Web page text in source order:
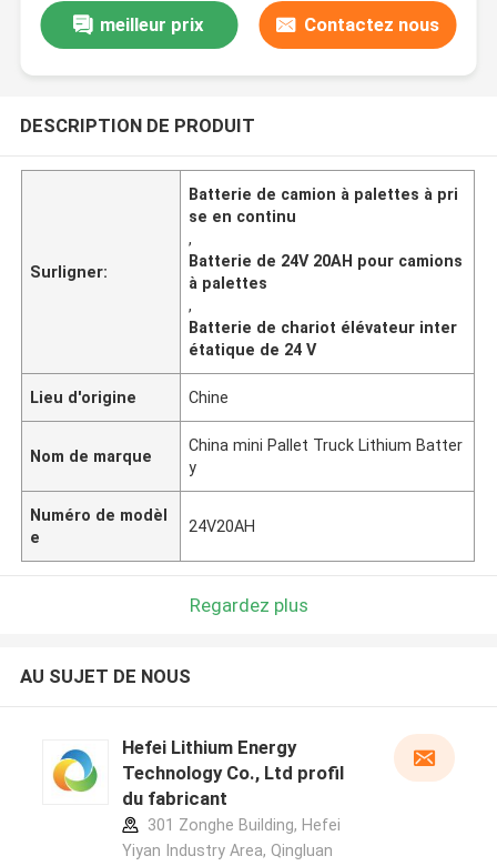
meilleur prix Contactez nous
DESCRIPTION DE PRODUIT
Surligner:
Batterie de camion à palettes à pri
se en continu
,
Batterie de 24V 20AH pour camions
à palettes
,
Batterie de chariot élévateur inter
étatique de 24 V
Lieu d'origine Chine
Nom de marque
China mini Pallet Truck Lithium Batter
y
Numéro de modèl
e
24V20AH
Regardez plus
AU SUJET DE NOUS
Hefei Lithium Energy
Technology Co., Ltd profil
du fabricant
301 Zonghe Building, Hefei
Yiyan Industry Area, Qingluan